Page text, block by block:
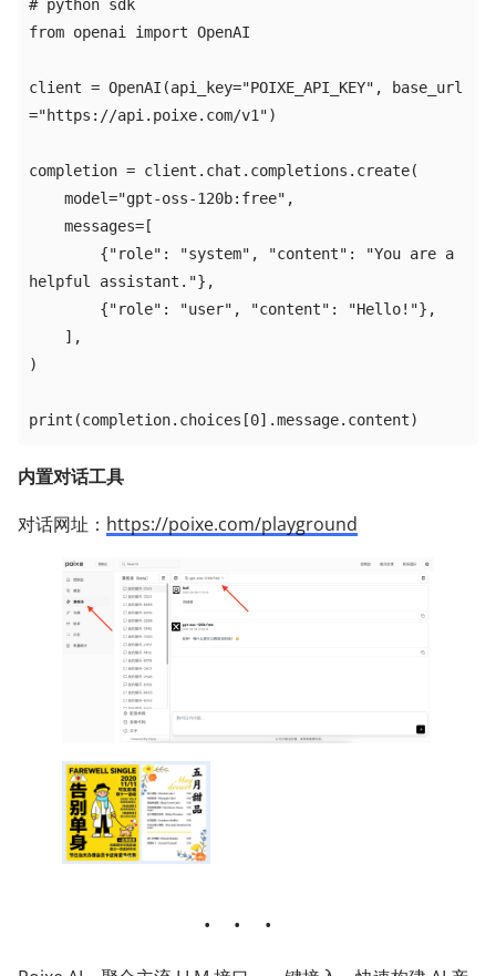
# python sdk
from openai import OpenAI
client = OpenAI(api_key="POIXE_API_KEY", base_url
="https://api.poixe.com/v1")
completion = client.chat.completions.create(
helpful assistant."},
)
print(completion.choices[0].message.content)
内置对话工具
对话网址： https://poixe.com/playground